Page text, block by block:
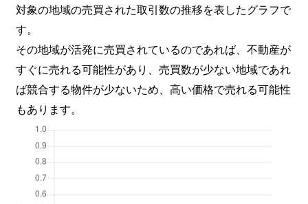
対象の地域の売買された取引数の推移を表したグラフで
す。
その地域が活発に売買されているのであれば、不動産が
すぐに売れる可能性があり、売買数が少ない地域であれ
ば競合する物件が少ないため、高い価格で売れる可能性
もあります。